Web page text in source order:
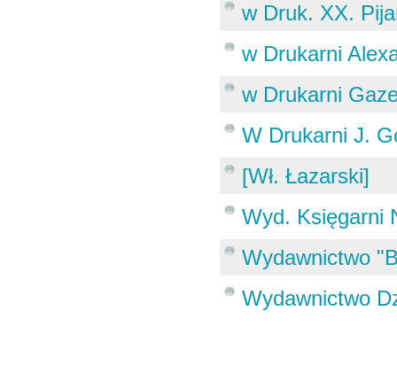
w Druk. XX.
w Drukarni
w Drukarni
W Drukarni J.
[Wł. Łazarski]
Wyd. Księgarni
Wydawnictwo
Wydawnictwo